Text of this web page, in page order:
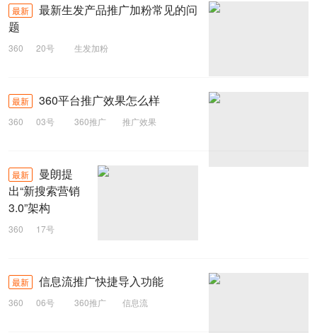
最新
最新生发产品推广加粉常见的问
题
360 20号 生发加粉
最新 360平台推广效果怎么样
360 03号 360推广
推广效果
最新
曼朗提
出“新搜索营销
3.0”架构
360
17号
最新 信息流推广快捷导入功能
360 06号 360推广 信息流